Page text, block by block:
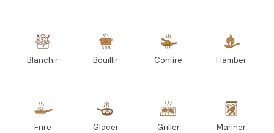
Blanchir Bouillir Confire Flamber
Frire Glacer Griller Mariner